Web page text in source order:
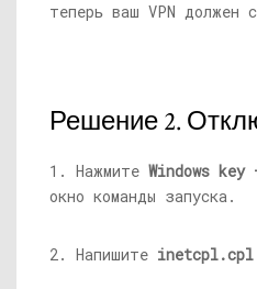
теперь ваш VPN должен
Решение 2.
1. Нажмите Windows key
окно команды запуска.
2. Напишите inetcpl.cpl